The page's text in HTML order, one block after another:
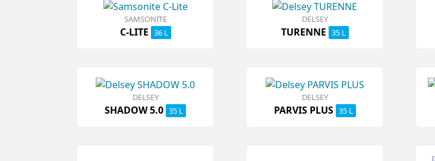
SAMSONITE
C-LITE 36 L
DELSEY
TURENNE 35 L
DELSEY
SHADOW 5.0 35 L
DELSEY
PARVIS PLUS 35 L